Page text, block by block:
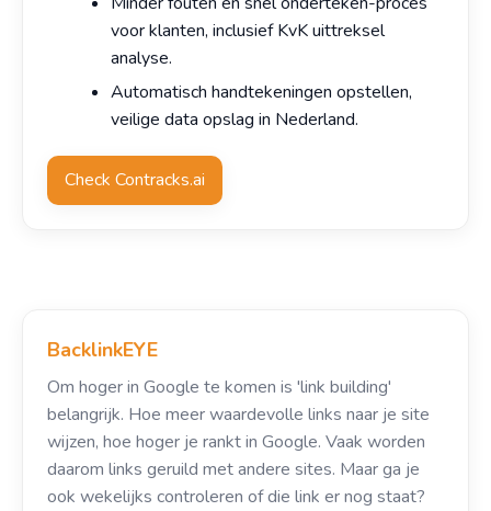
voor klanten, inclusief KvK uittreksel
analyse.
Automatisch handtekeningen opstellen,
veilige data opslag in Nederland.
Check Contracks.ai
BacklinkEYE
Om hoger in Google te komen is 'link building'
belangrijk. Hoe meer waardevolle links naar je site
wijzen, hoe hoger je rankt in Google. Vaak worden
daarom links geruild met andere sites. Maar ga je
ook wekelijks controleren of die link er nog staat?